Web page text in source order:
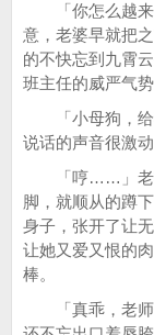
「你怎么越来
意，老婆早就把
的不快忘到九霄
班主任的威严气势
「小母狗，给
说话的声音很激动
「哼……」老婆
脚，就顺从的蹲下
身子，张开了让
让她又爱又恨的肉
棒。
「真乖，老师